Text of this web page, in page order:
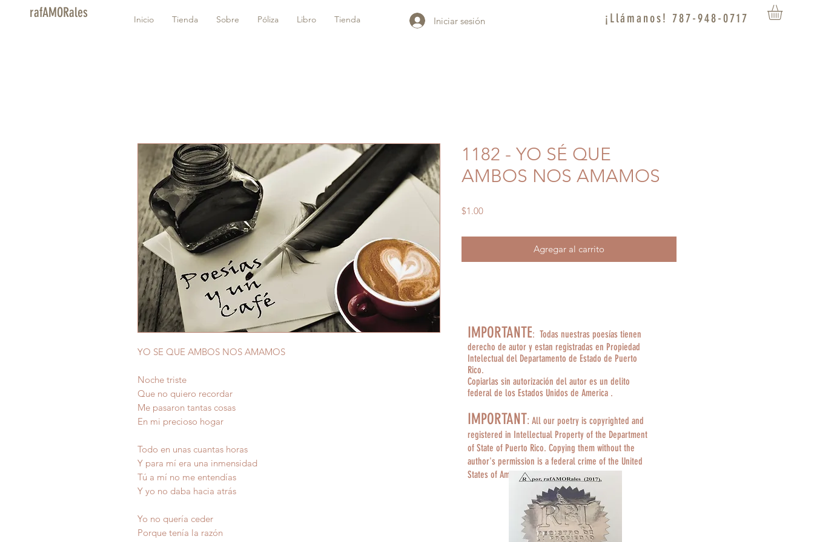
rafAMORales Inicio Tienda Sobre Póliza Libro Tienda Iniciar sesión ¡Llámanos! 787-948-0717
YO SE QUE AMBOS NOS AMAMOS
Noche triste
Que no quiero recordar
Me pasaron tantas cosas
En mi precioso hogar
Todo en unas cuantas horas
Y para mí era una inmensidad
Tú a mí no me entendías
Y yo no daba hacia atrás
Yo no quería ceder
Porque tenía la razón
1182 - YO SÉ QUE
AMBOS NOS AMAMOS
$1.00Precio
Agregar al carrito
IMPORTANTE: Todas nuestras poesías tienen
derecho de autor y estan registradas en Propiedad
Intelectual del Departamento de Estado de Puerto
Rico.
Copiarlas sin autorización del autor es un delito
federal de los Estados Unidos de America .
IMPORTANT: All our poetry is copyrighted and
registered in Intellectual Property of the Department
of State of Puerto Rico. Copying them without the
author's permission is a federal crime of the United
States of America.